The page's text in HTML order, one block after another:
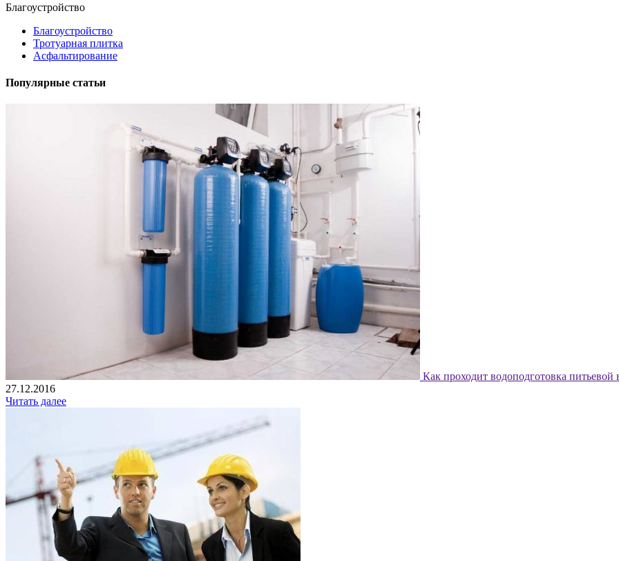
Благоустройство
Благоустройство
Тротуарная плитка
Асфальтирование
Популярные статьи
Как проходит водоподготовка питьевой
27.12.2016
Читать далее